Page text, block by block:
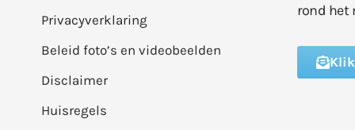
Privacyverklaring
Beleid foto’s en videobeelden
Disclaimer
Huisregels
rond het